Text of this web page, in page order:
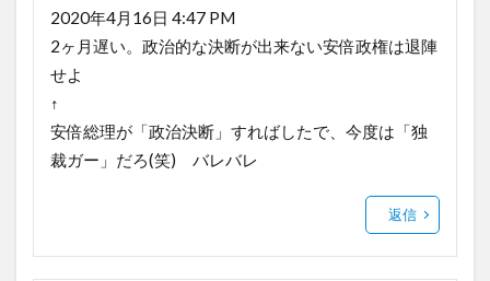
2020年4月16日 4:47 PM
2ヶ月遅い。政治的な決断が出来ない安倍政権は退陣
せよ
↑
安倍総理が「政治決断」すればしたで、今度は「独
裁ガー」だろ(笑) バレバレ
返信